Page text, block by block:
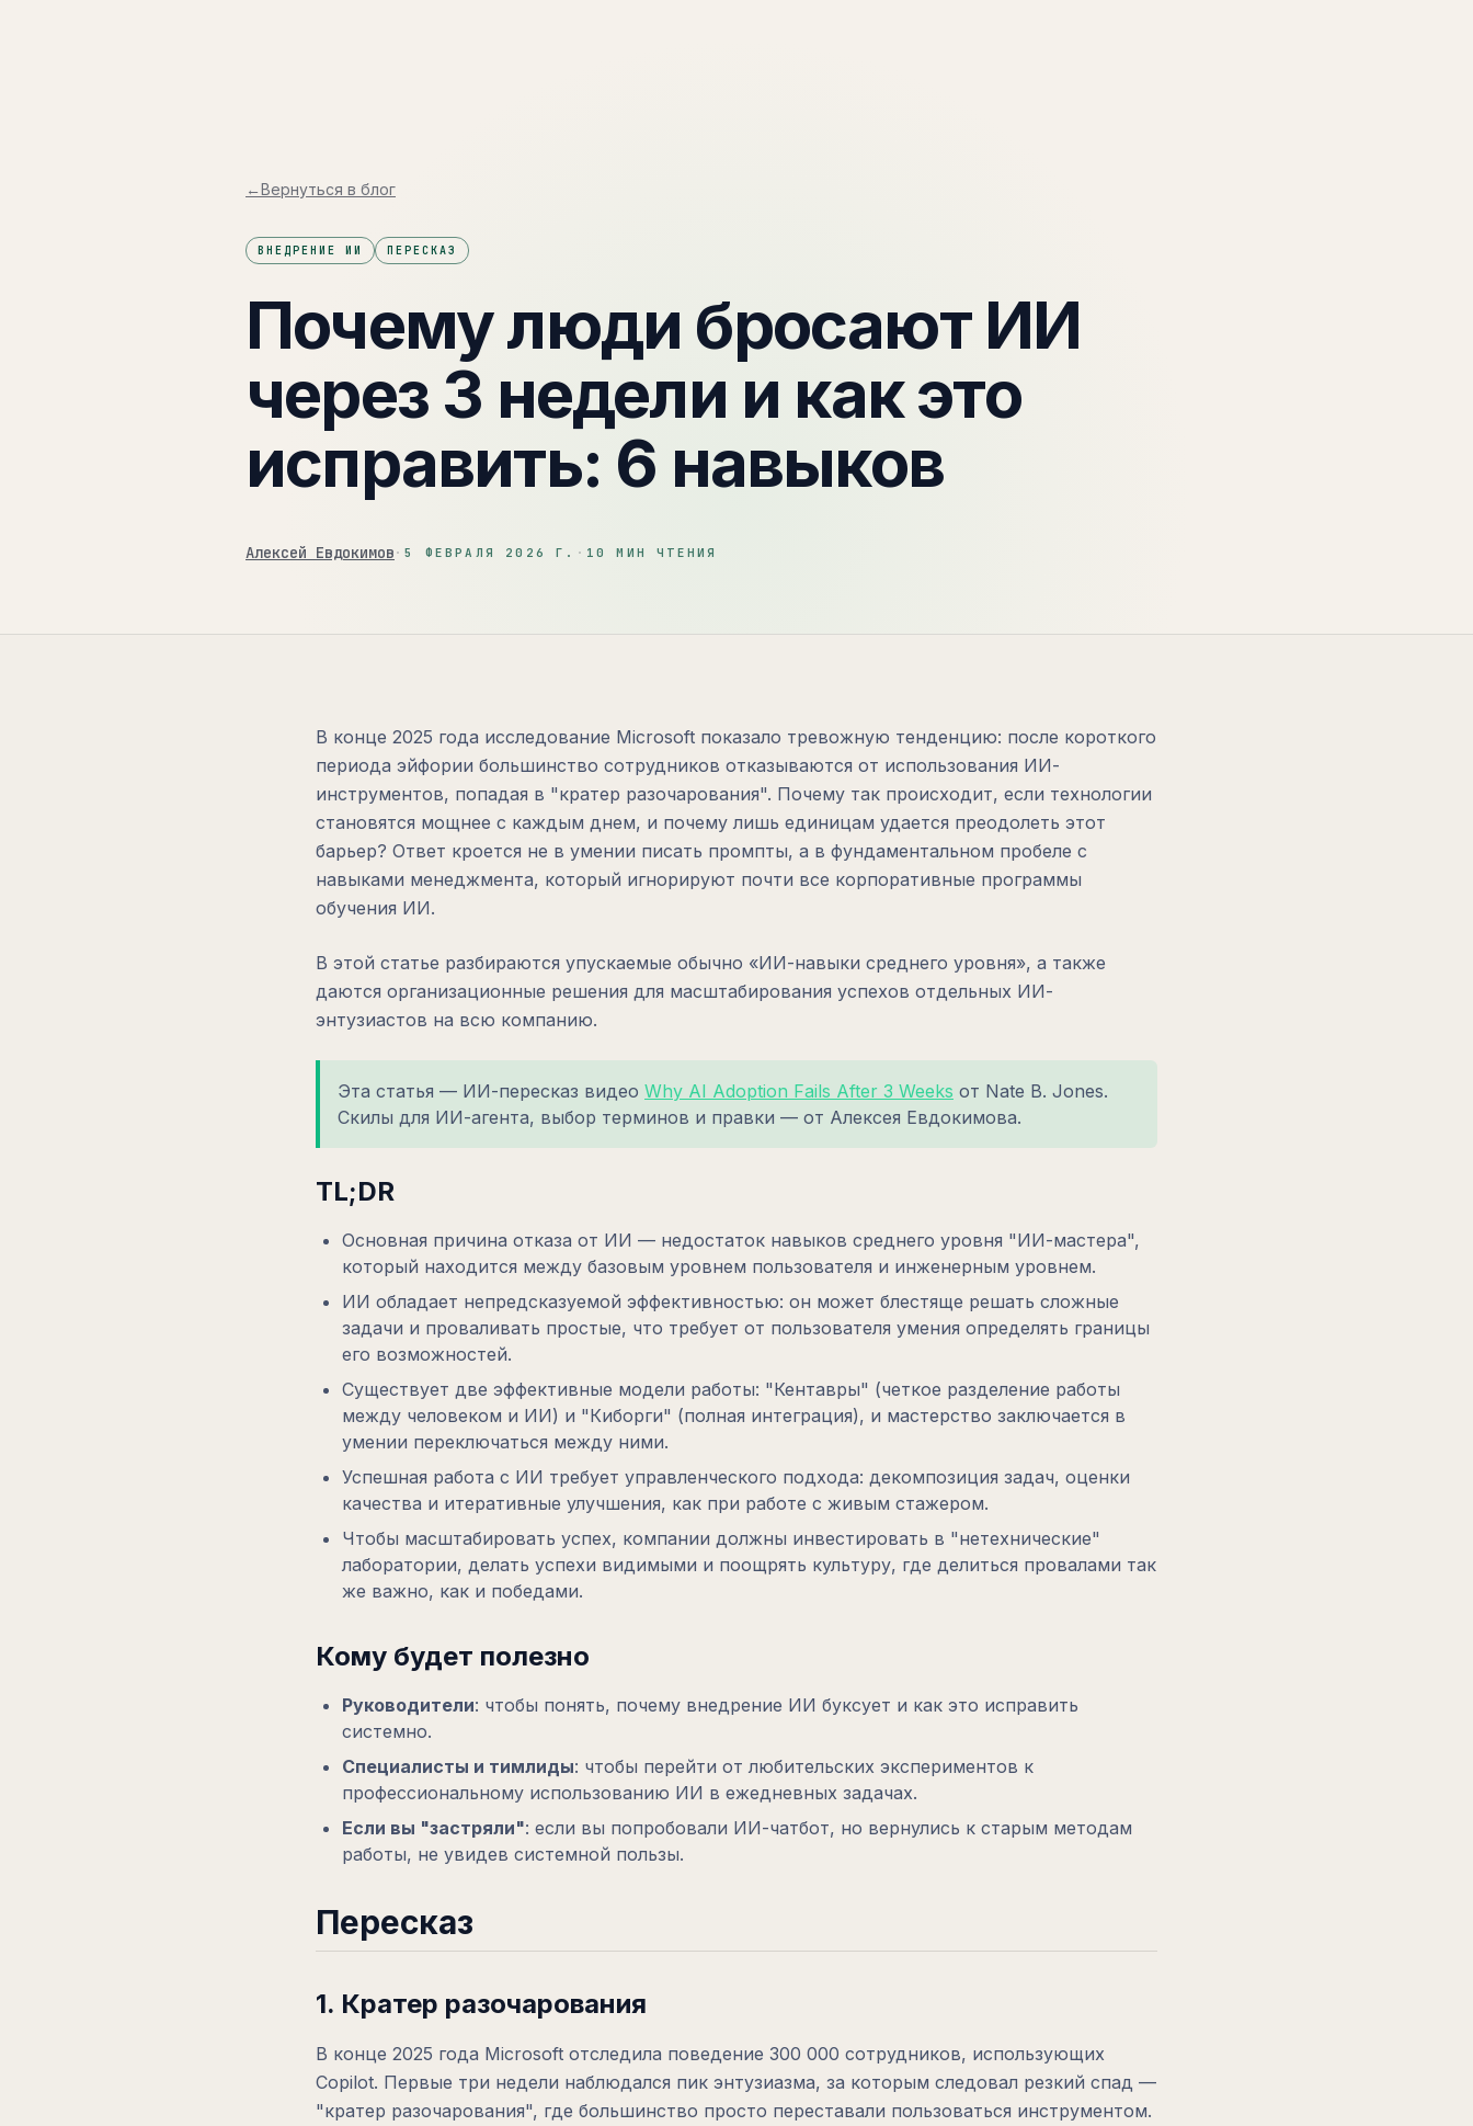
←Вернуться в блог
ВНЕДРЕНИЕ ИИ ПЕРЕСКАЗ
Почему люди бросают ИИ
через 3 недели и как это
исправить: 6 навыков
Алексей Евдокимов ·5 ФЕВРАЛЯ 2026 Г. · 10 МИН ЧТЕНИЯ
В конце 2025 года исследование Microsoft показало тревожную тенденцию: после короткого
периода эйфории большинство сотрудников отказываются от использования ИИ-
инструментов, попадая в "кратер разочарования". Почему так происходит, если технологии
становятся мощнее с каждым днем, и почему лишь единицам удается преодолеть этот
барьер? Ответ кроется не в умении писать промпты, а в фундаментальном пробеле c
навыками менеджмента, который игнорируют почти все корпоративные программы
обучения ИИ.
В этой статье разбираются упускаемые обычно «ИИ-навыки среднего уровня», а также
даются организационные решения для масштабирования успехов отдельных ИИ-
энтузиастов на всю компанию.
Эта статья — ИИ-пересказ видео Why AI Adoption Fails After 3 Weeks от Nate B. Jones.
Скилы для ИИ-агента, выбор терминов и правки — от Алексея Евдокимова.
TL;DR
Основная причина отказа от ИИ — недостаток навыков среднего уровня "ИИ-мастера",
который находится между базовым уровнем пользователя и инженерным уровнем.
ИИ обладает непредсказуемой эффективностью: он может блестяще решать сложные
задачи и проваливать простые, что требует от пользователя умения определять границы
его возможностей.
Существует две эффективные модели работы: "Кентавры" (четкое разделение работы
между человеком и ИИ) и "Киборги" (полная интеграция), и мастерство заключается в
умении переключаться между ними.
Успешная работа с ИИ требует управленческого подхода: декомпозиция задач, оценки
качества и итеративные улучшения, как при работе с живым стажером.
Чтобы масштабировать успех, компании должны инвестировать в "нетехнические"
лаборатории, делать успехи видимыми и поощрять культуру, где делиться провалами так
же важно, как и победами.
Кому будет полезно
Руководители: чтобы понять, почему внедрение ИИ буксует и как это исправить
системно.
Специалисты и тимлиды: чтобы перейти от любительских экспериментов к
профессиональному использованию ИИ в ежедневных задачах.
Если вы "застряли": если вы попробовали ИИ-чатбот, но вернулись к старым методам
работы, не увидев системной пользы.
Пересказ
1. Кратер разочарования
В конце 2025 года Microsoft отследила поведение 300 000 сотрудников, использующих
Copilot. Первые три недели наблюдался пик энтузиазма, за которым следовал резкий спад —
"кратер разочарования", где большинство просто переставали пользоваться инструментом.